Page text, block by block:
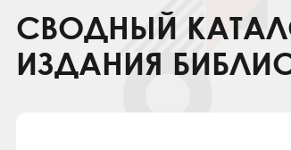
СВОДНЫЙ
ИЗДАНИЯ